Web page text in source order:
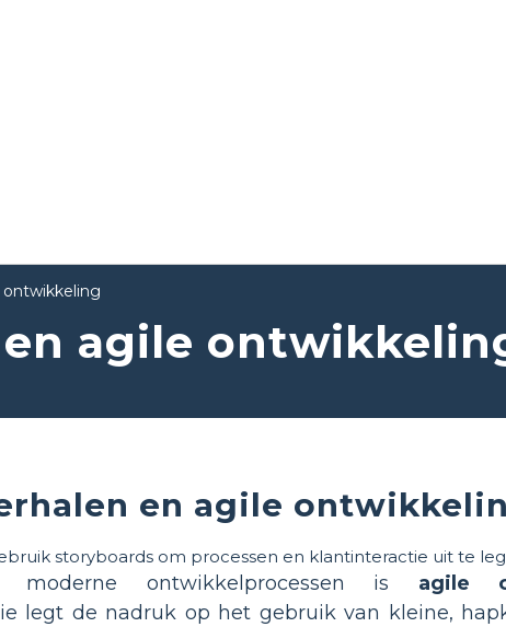
ontwikkeling
agile
en agile
moderne ontwikkelprocessen is agile
legt de nadruk op het gebruik van kleine,